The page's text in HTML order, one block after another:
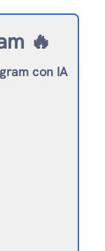
🔥
con IA